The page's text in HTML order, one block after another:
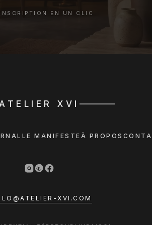
EN UN CLIC
ATELIER XVI
LE MANIFESTE À PROPOS
XVI.COM